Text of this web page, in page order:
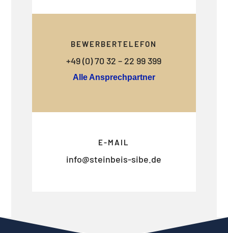
BEWERBERTELEFON
+49 (0) 70 32 – 22 99 399
Alle Ansprechpartner
E-MAIL
info@steinbeis-sibe.de